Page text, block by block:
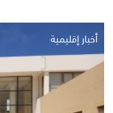
أخبار إقليمية